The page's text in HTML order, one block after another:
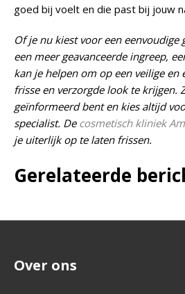
goed bij voelt en die past bij jouw
Of je nu kiest voor een eenvoudige
een meer geavanceerde ingreep,
kan je helpen om op een veilige en
frisse en verzorgde look te krijgen.
geïnformeerd bent en kies altijd
specialist. De cosmetisch kliniek
je uiterlijk op te laten frissen.
Gerelateerde
Over ons